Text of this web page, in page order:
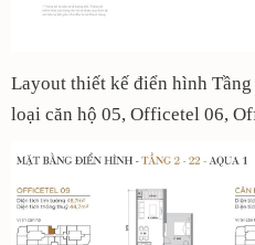
Layout thiết kế điển hình Tầng
loại căn hộ 05, Officetel 06,